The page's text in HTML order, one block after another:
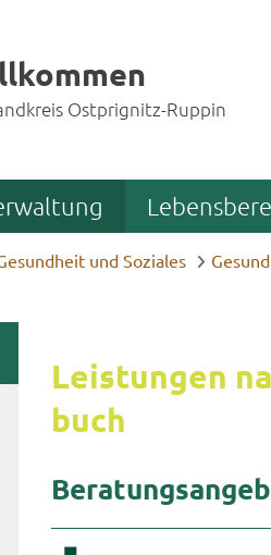
Ostprignitz-Ruppin
und Soziales
Leis­tun­gen
buch